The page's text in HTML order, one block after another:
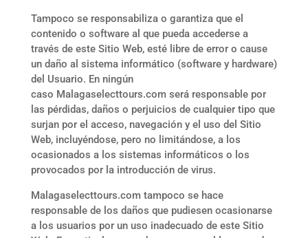
Tampoco se responsabiliza o garantiza que el
contenido o software al que pueda accederse a
través de este Sitio Web, esté libre de error o cause
un daño al sistema informático (software y hardware)
del Usuario. En ningún
caso Malagaselecttours.com será responsable por
las pérdidas, daños o perjuicios de cualquier tipo que
surjan por el acceso, navegación y el uso del Sitio
Web, incluyéndose, pero no limitándose, a los
ocasionados a los sistemas informáticos o los
provocados por la introducción de virus.
Malagaselecttours.com tampoco se hace
responsable de los daños que pudiesen ocasionarse
a los usuarios por un uso inadecuado de este Sitio